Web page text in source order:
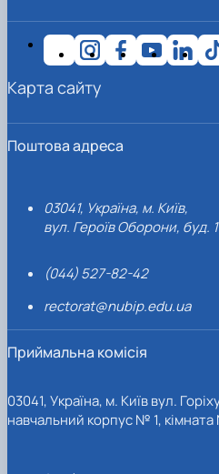
Поштова адреса
03041, Україна, м. Київ,
вул. Героїв Оборони, буд.
(044) 527-82-42
rectorat@nubip.edu.ua
Приймальна комісія
03041, Україна, м. Київ вул.
навчальний корпус № 1,
Карта сайту